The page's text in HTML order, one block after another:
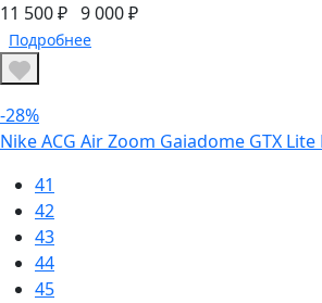
11 500 ₽ 9 000 ₽
Подробнее
-28%
Nike ACG Air Zoom Gaiadome GTX
41
42
43
44
45